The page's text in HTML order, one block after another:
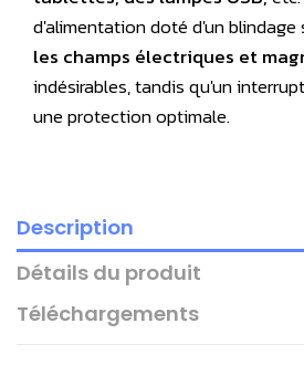
d'alimentation doté d'un blindage
les champs électriques et
indésirables, tandis qu'un
une protection optimale.
Description
Détails du produit
Téléchargements